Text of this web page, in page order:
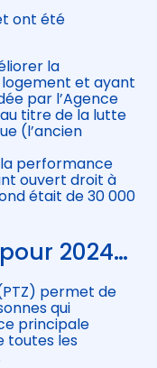
ont été
la
et ayant
par l’Agence
titre de la lutte
(l’ancien
performance
ouvert droit à
était de 30 000
2024…
permet de
qui
principale
toutes les